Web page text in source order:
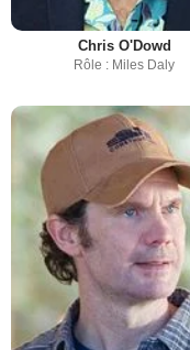
Chris O'Dowd
Rôle : Miles Daly